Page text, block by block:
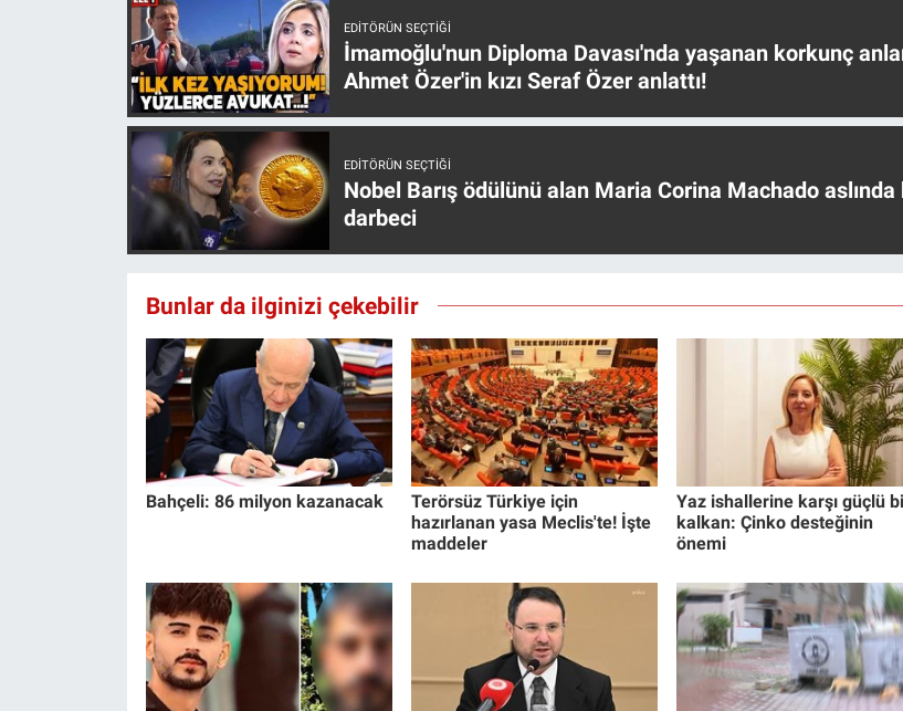
EDITÖRÜN SEÇTIĞI
İmamoğlu'nun Diploma Davası'nda yaşanan korkunç
Ahmet Özer'in kızı Seraf Özer anlattı!
EDITÖRÜN SEÇTIĞI
Nobel Barış ödülünü alan Maria Corina Machado aslında
darbeci
Bunlar da ilginizi çekebilir
Bahçeli: 86 milyon kazanacak
Terörsüz Türkiye için
hazırlanan yasa Meclis'te! İşte
maddeler
Yaz ishallerine karşı güçlü
kalkan: Çinko desteğinin
önemi